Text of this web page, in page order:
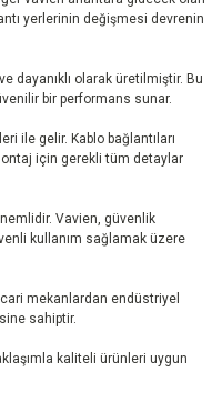
yerlerinin değişmesi devrenin
dayanıklı olarak üretilmiştir. Bu
bir performans sunar.
ile gelir. Kablo bağlantıları
için gerekli tüm detaylar
Vavien, güvenlik
kullanım sağlamak üzere
mekanlardan endüstriyel
sahiptir.
kaliteli ürünleri uygun